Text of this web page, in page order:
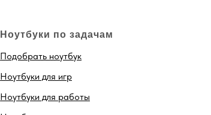
Ноутбуки по задачам
Подобрать ноутбук
Ноутбуки для игр
Ноутбуки для работы